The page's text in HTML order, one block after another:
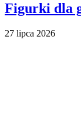
Figurki dla
27 lipca 2026